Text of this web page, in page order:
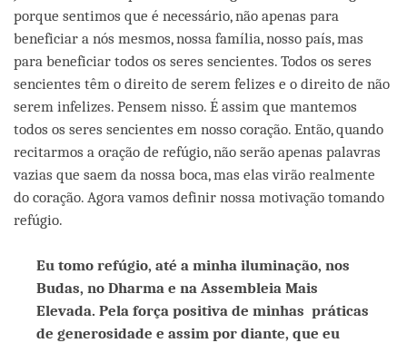
porque sentimos que é necessário, não apenas para
beneficiar a nós mesmos, nossa família, nosso país, mas
para beneficiar todos os seres sencientes. Todos os seres
sencientes têm o direito de serem felizes e o direito de não
serem infelizes. Pensem nisso. É assim que mantemos
todos os seres sencientes em nosso coração. Então, quando
recitarmos a oração de refúgio, não serão apenas palavras
vazias que saem da nossa boca, mas elas virão realmente
do coração. Agora vamos definir nossa motivação tomando
refúgio.
Eu tomo refúgio, até a minha iluminação, nos
Budas, no Dharma e na Assembleia Mais
Elevada. Pela força positiva de minhas práticas
de generosidade e assim por diante, que eu